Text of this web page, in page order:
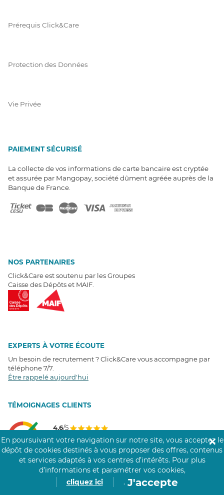
Prérequis Click&Care
Protection des Données
Vie Privée
PAIEMENT SÉCURISÉ
La collecte de vos informations de carte bancaire est cryptée
et assurée par Mangopay, société dûment agréée auprès de la
Banque de France.
NOS PARTENAIRES
Click&Care est soutenu par les Groupes
Caisse des Dépôts et MAIF.
EXPERTS À VOTRE ÉCOUTE
Un besoin de recrutement ? Click&Care vous accompagne par
téléphone 7/7
Être rappelé aujourd'hui
TÉMOIGNAGES CLIENTS
4,6/5
Avis clients récoltés sur
Google
COMMUNAUTÉ CLICK&CARE
En poursuivant votre navigation sur notre site, vous acceptez le
dépôt de cookies destinés à vous proposer des offres, contenus
et services adaptés à vos centres d’intérêts. Pour plus
d’informations et paramétrer vos cookies,
cliquez ici
. J'accepte
✕